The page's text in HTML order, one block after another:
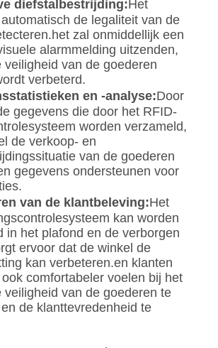
diefstalbestrijding:Het
de legaliteit van de
zal onmiddellijk een
alarmmelding uitzenden,
veiligheid van de goederen
verbeterd.
en -analyse:Door
gegevens die door het RFID-
worden verzameld,
de verkoop- en
van de goederen
gegevens ondersteunen voor
van de klantbeleving:Het
kan worden
in het plafond en de verborgen
ervoor dat de winkel de
kan verbeteren.en klanten
comfortabeler voelen bij het
veiligheid van de goederen te
de klanttevredenheid te